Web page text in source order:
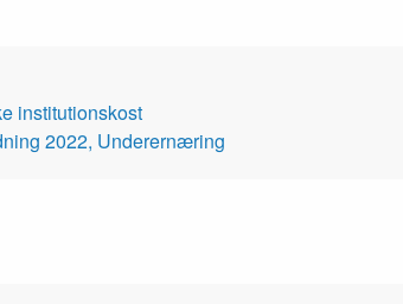
institutionskost
2022, Underernæring